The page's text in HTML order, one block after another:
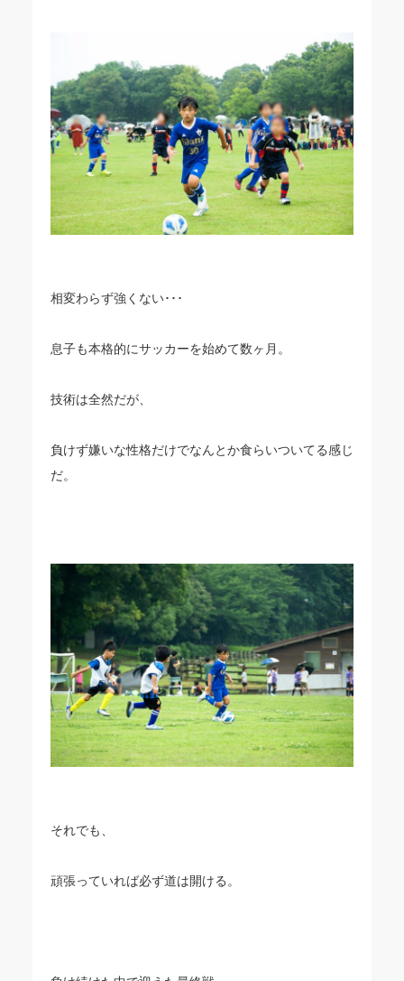
相変わらず強くない･･･
息子も本格的にサッカーを始めて数ヶ月。
技術は全然だが、
負けず嫌いな性格だけでなんとか食らいついてる感じ
だ。
それでも、
頑張っていれば必ず道は開ける。